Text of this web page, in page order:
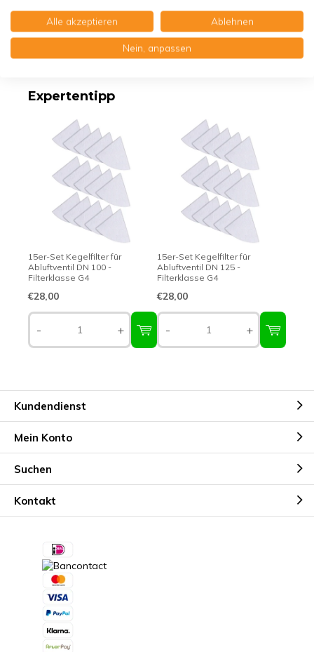
Produktbeschreibung
Erstklassige Qualität - Made in Germany
Expertentipp
15er-Set Kegelfilter für
Abluftventil DN 100 -
Filterklasse G4
€28,00
- +
15er-Set Kegelfilter für
Abluftventil DN 125 -
Filterklasse G4
€28,00
- +
Kundendienst
Mein Konto
Suchen
Kontakt
Alle akzeptieren Ablehnen
Nein, anpassen